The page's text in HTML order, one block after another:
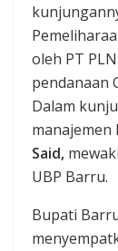
oleh PT
pendanaan
Dalam
manajemen
Said,
UBP Barru.
Bupati